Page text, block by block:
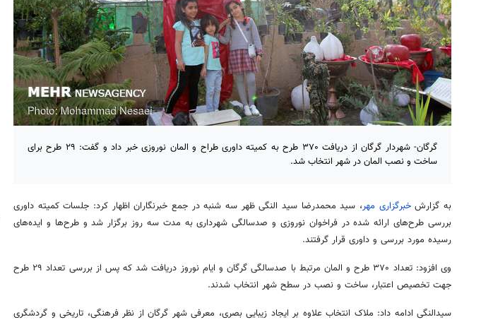
گرگان- شهردار گرگان از دریافت ۳۷۰ طرح به کمیته داوری طراح و المان نوروزی خبر داد و گفت: ۲۹ طرح برای
ساخت و نصب المان در شهر انتخاب شد.
به گزارشخبرگزاری مهر، سید محمدرضا سید النگی ظهر سه شنبه در جمع خبرنگاران اظهار کرد: جلسات کمیته داوری
بررسی طرح‌های ارائه شده در فراخوان نوروزی و صدسالگی شهرداری به مدت سه روز برگزار شد و طرح‌ها و ایده‌های
رسیده مورد بررسی و داوری قرار گرفتند.
وی افزود: تعداد ۳۷۰ طرح و
المان
مرتبط با صدسالگی گرگان و ایام نوروز دریافت شد که پس از بررسی تعداد ۲۹ طرح
جهت تخصیص اعتبار، ساخت و نصب در سطح شهر انتخاب شدند.
سیدالنگی ادامه داد: ملاک انتخاب علاوه بر ایجاد زیبایی بصری، معرفی شهر گرگان از نظر فرهنگی، تاریخی و گردشگری